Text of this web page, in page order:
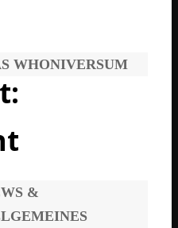
WHONIVERSUM
&